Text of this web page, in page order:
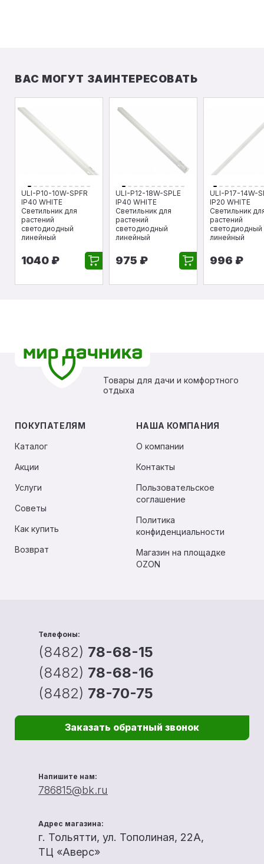
ВАС МОГУТ ЗАИНТЕРЕСОВАТЬ
ULI-P10-10W-SPFR
IP40 WHITE
Светильник для
растений
светодиодный
линейный
1040 ₽
ULI-P12-18W-SPLE
IP40 WHITE
Светильник для
растений
светодиодный
линейный
975 ₽
ULI-P17-14W-
IP20 WHITE
Светильник
растений
светодиодный
линейный
996 ₽
Товары для дачи и комфортного
отдыха
ПОКУПАТЕЛЯМ
Каталог
Акции
Услуги
Советы
Как купить
Возврат
НАША КОМПАНИЯ
О компании
Контакты
Пользовательское
соглашение
Политика
конфиденциальности
Магазин на площадке
OZON
Телефоны:
(8482) 78-68-15
(8482) 78-68-16
(8482) 78-70-75
Заказать обратный звонок
Напишите нам:
786815@bk.ru
Адрес магазина:
г. Тольятти, ул. Тополиная, 22А,
ТЦ «Аверс»